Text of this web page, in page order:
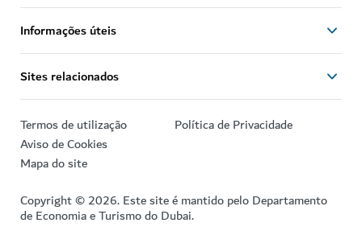
Informações úteis
Sites relacionados
Termos de utilização
Política de Privacidade
Aviso de Cookies
Mapa do site
Copyright © 2026. Este site é mantido pelo Departamento
de Economia e Turismo do Dubai.